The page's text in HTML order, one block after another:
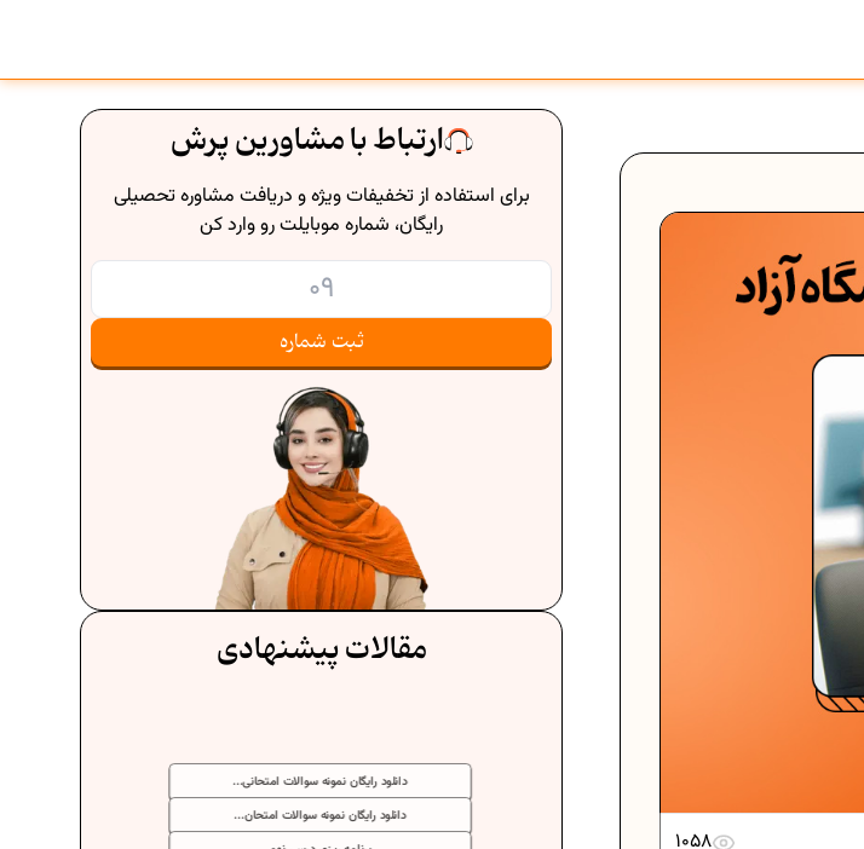
ارتباط با مشاورین پرش
برای استفاده از تخفیفات ویژه و دریافت مشاوره تحصیلی
رایگان، شماره موبایلت رو وارد کن
ثبت شماره
مقالات پیشنهادی
دانلود رایگان نمونه سوالات امتحان...
دانلود رایگان نمونه سوالات امتحانی...
دانلود رایگان نمونه سوالات امتحان...
برنامه‌ ریزی درسی نهم
1058